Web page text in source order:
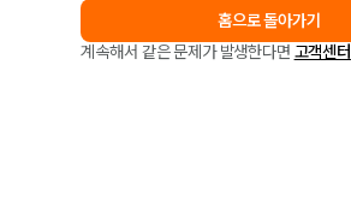
홈으로 돌아가기
계속해서 같은 문제가 발생한다면 고객센터